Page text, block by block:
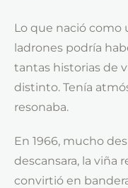
Lo que nació como
ladrones podría
tantas historias de
distinto. Tenía
resonaba.
En 1966, mucho
descansara, la viña
convirtió en